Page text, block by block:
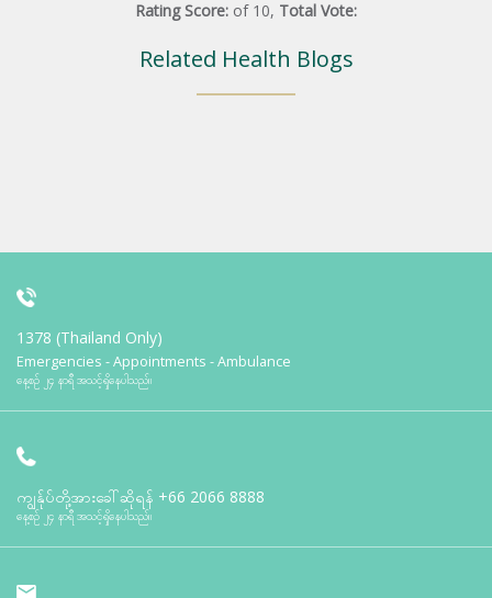
Rating Score: of 10, Total Vote:
Related Health Blogs
1378 (Thailand Only)
Emergencies - Appointments - Ambulance
နေ့စဉ် ၂၄ နာရီ အသင့်ရှိနေပါသည်။
ကျွန်ုပ်တို့အားခေါ်ဆိုရန် +66 2066 8888
နေ့စဉ် ၂၄ နာရီ အသင့်ရှိနေပါသည်။